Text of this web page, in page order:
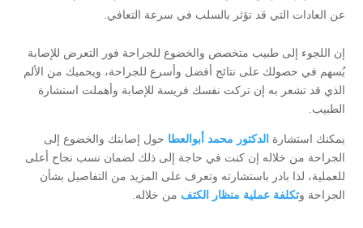
عن العادات التي قد تؤثر بالسلب في سرعة التعافي.
إن اللجوء إلى طبيب متخصص والخضوع للجراحة فور التعرض للإصابة
يُسهم في حصولك على نتائج أفضل وأسرع للجراحة، ويحميك من الألم
الذي قد تشعر به إن تركت نفسك فريسة للإصابة وأهملت استشارة
الطبيب.
يمكنك استشارة الدكتور محمد أبوالعطا حول إصابتك والخضوع إلى
الجراحة من خلاله إن كنت في حاجة إلى ذلك لضمان نسب نجاح أعلى
للعملية، لذا بادر باستشارته وتعرف على المزيد من التفاصيل بشأن
الجراحة وتكلفة عملية منظار الكتف من خلاله.